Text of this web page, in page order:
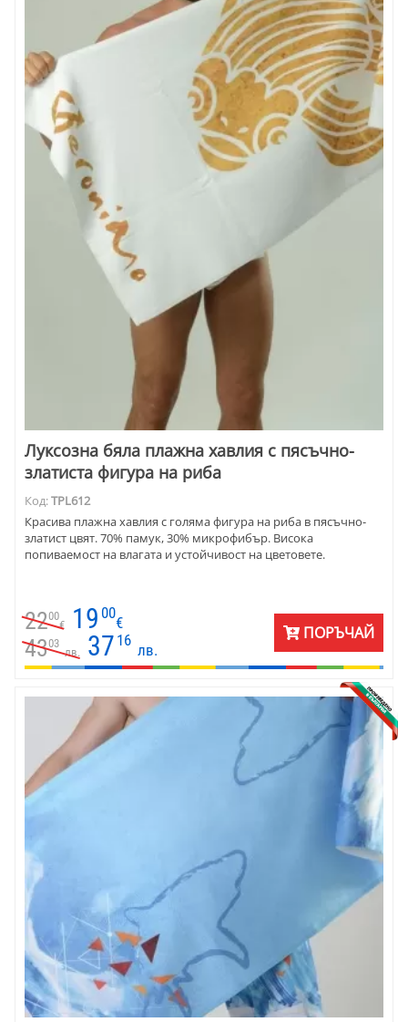
Луксозна бяла плажна хавлия с пясъчно-
златиста фигура на риба
Код:TPL612
Красива плажна хавлия с голяма фигура на риба в пясъчно-
златист цвят. 70% памук, 30% микрофибър. Висока
попиваемост на влагата и устойчивост на цветовете.
2200
€ 19 00
€
4303
лв. 37 16
лв.
ПОРЪЧАЙ